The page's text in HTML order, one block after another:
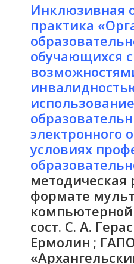
Инклюзивная
практика
обучающихся
электронного
условиях
методическая
формате
сост. С. А.
Ермолин ;